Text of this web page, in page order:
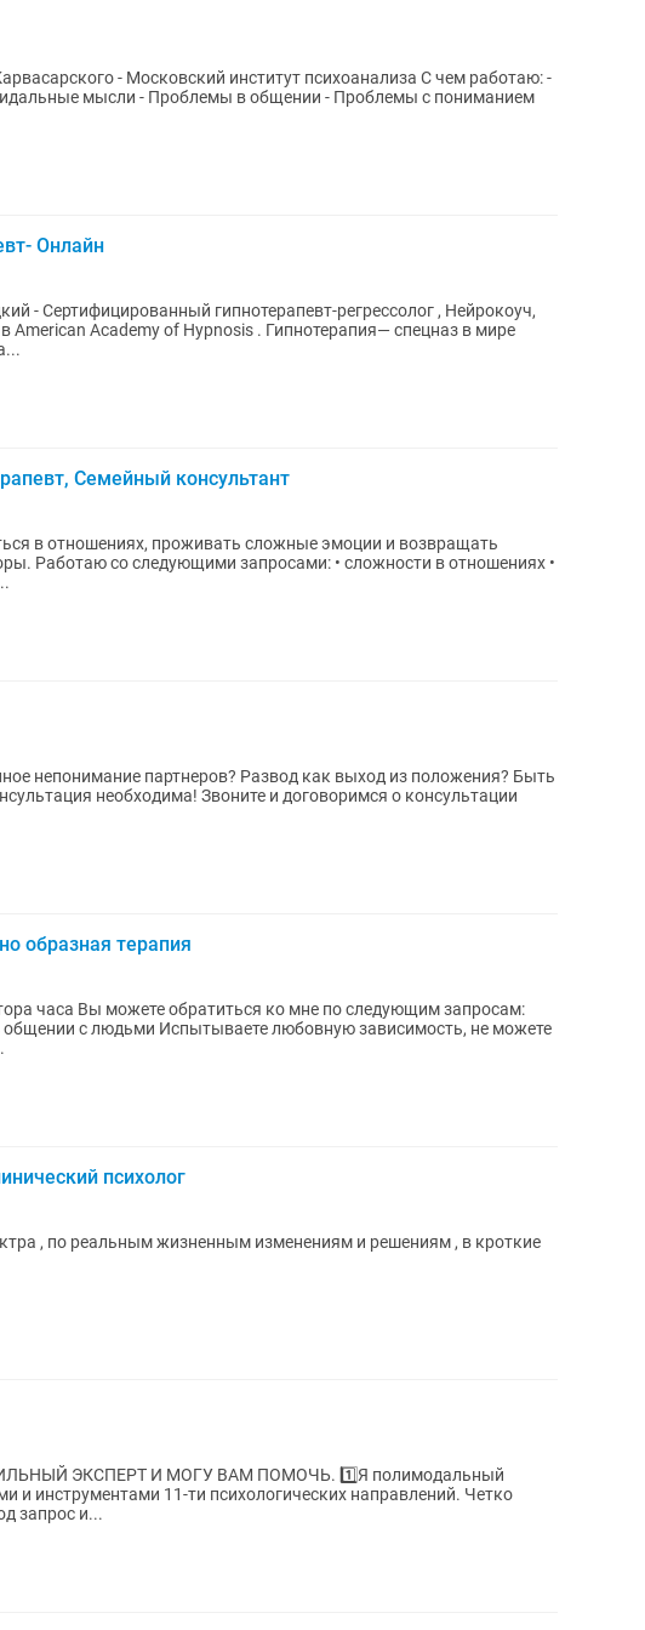
мысли - Проблемы в общении - Проблемы с пониманием
Онлайн
- Сертифицированный гипнотерапевт-регрессолог , Нейрокоуч,
of Hypnosis . Гипнoтеpaпия— cпeцнaз в мире
Семейный консультант
в отношениях, проживать сложные эмоции и возвращать
•
непонимание партнеров? Развод как выход из положения? Быть
необходима! Звоните и договоримся о консультации
образная терапия
следующим запросам:
любовную зависимость, не можете
психолог
, по реальным жизненным изменениям и решениям , в кроткие
И МОГУ ВАМ ПОМОЧЬ. 1️⃣Я полимодальный
и инструментами 11-ти психологических направлений. Четко
запрос и...